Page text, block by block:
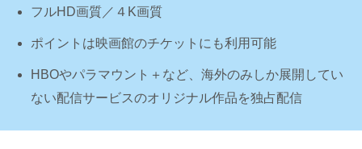
フルHD画質／４K画質
ポイントは映画館のチケットにも利用可能
HBOやパラマウント＋など、海外のみしか展開してい
ない配信サービスのオリジナル作品を独占配信